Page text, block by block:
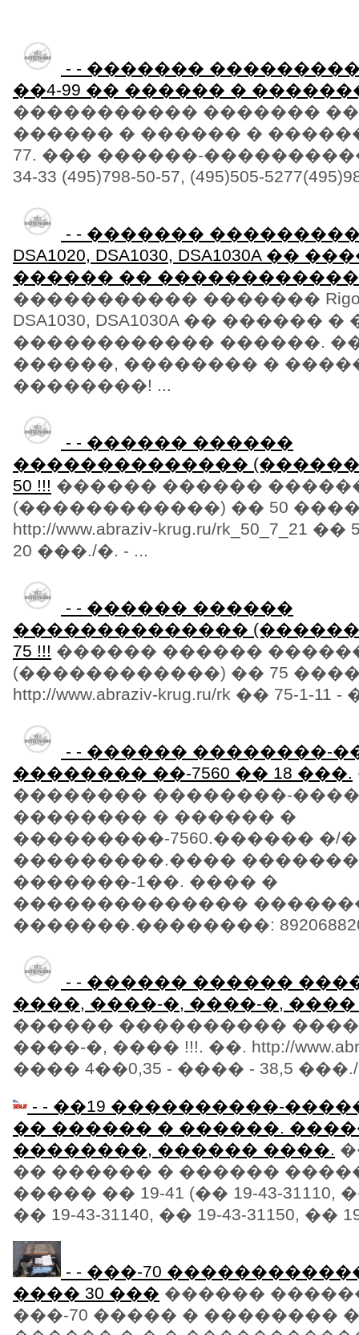
- - �������
��4-99 �� ������ �
����������� ������� ��4-
������ � ������ � �������.
77. ��� ������-
34-33 (495)798-50-57, (495)505-
- - �������
DSA1020, DSA1030, DSA1030A ��
������ ��
����������� ������� Rigol
DSA1030, DSA1030A ��
������������ ������.
������, �������� �
��������! ...
- - ������ ������
��������������
50 !!! ������ ������
(������������) �� 50
http://www.abraziv-krug.ru/rk_50_7_21
20 ���./�. - ...
- - ������ ������
��������������
75 !!! ������ ������
(������������) �� 75
http://www.abraziv-krug.ru/rk �� 75-1-11
- - ������ ��������-
�������� ��-7560 �� 18 ���.
�������� ��������-
�������� � ������ �
���������-7560.������ �/
���������.����
�������-1��. ���� �
��������������
�������.��������:
- - ������ ������
����, ����-�, ����-�, ����
������ ����������
����-�, ���� !!!. ��. http://
���� 4��0,35 - ���� - 38,5 ���./
- - ��19 ����������-
�� ������ � ������.
��������, ������ ����.
�� ������ � ������
����� �� 19-41 (�� 19-43-31110, ��
�� 19-43-31140, �� 19-43-31150, ��
- - ���-70
���� 30 ��� ������
���-70 ����� � ��������